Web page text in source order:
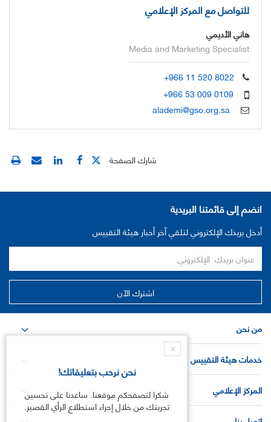
للتواصل مع المركز الإعلامي
هاني الأديمي
Media and Marketing Specialist
+966 11 520 8022
+966 53 009 0109
alademi@gso.org.sa
شارك الصفحة
انضم إلى قائمتنا البريدية
أدخل بريدك الإلكتروني لتلقي آخر أخبار هيئة التقييس
من نحن
خدمات هيئة التقييس
المركز الإعلامي
X
نحن نرحب بتعليقاتك!
شكرا لتصفحكم موقعنا. ساعدنا على تحسين
تجربتك من خلال إجراء استطلاع الرأي القصير.